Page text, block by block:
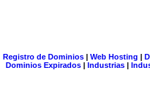
Registro de Dominios| Web Hosting |
Dominios Expirados | Industrias |